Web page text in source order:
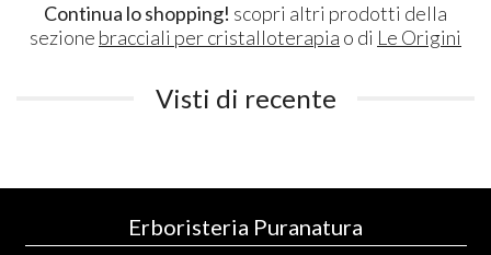
Continua lo shopping! scopri altri prodotti della
sezione bracciali per cristalloterapia o di Le Origini
Visti di recente
Erboristeria Puranatura